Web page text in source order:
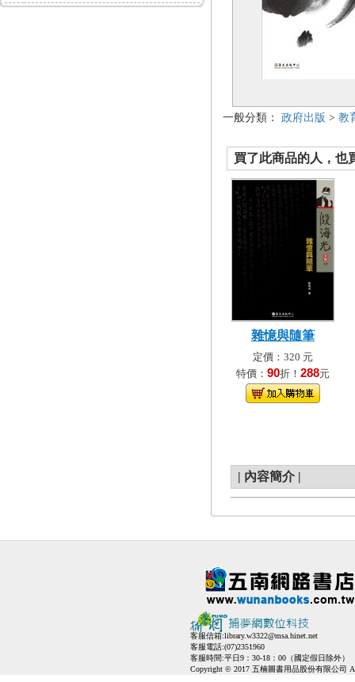
一般分類： 政府出版 > 教
買了此商品的人，也
雜憶與隨筆
定價：320 元
特價： 90折！ 288元
| 內容簡介 |
客服信箱:library.w3322@msa.hinet.net
客服電話:(07)2351960
客服時間:平日9：30-18：00（國定假日除外）
Copyright © 2017 五楠圖書用品股份有限公司